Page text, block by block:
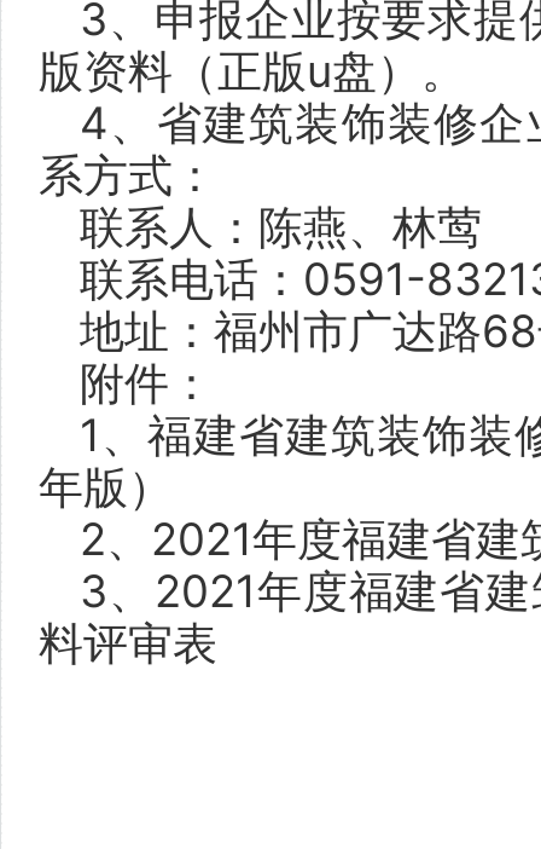
3、申报企业按要求提
版资料（正版u盘）。
4、省建筑装饰装修
系方式：
联系人：陈燕、林莺
联系电话：0591-
地址：福州市广达路
附件：
1、福建省建筑装饰装
年版）
2、2021年度福建省建
3、2021年度福建省
料评审表